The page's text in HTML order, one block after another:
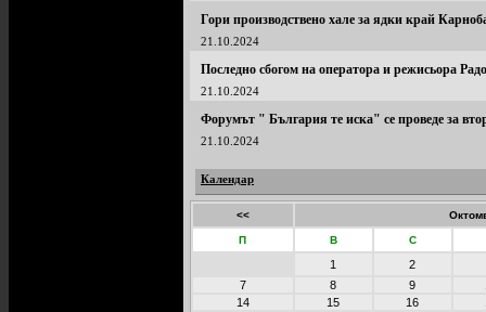
Гори производствено хале за ядки край
21.10.2024
Последно сбогом на оператора и режисьора
21.10.2024
Форумът " България те иска" се проведе за
21.10.2024
Календар
<<
П В С
1
2
7
8 9
14
15 16